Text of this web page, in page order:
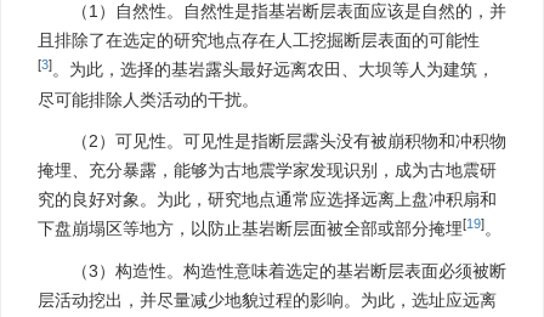
（1）自然性。自然性是指基岩断层表面应该是自然的，并
且排除了在选定的研究地点存在人工挖掘断层表面的可能性
[3]。为此，选择的基岩露头最好远离农田、大坝等人为建筑，
尽可能排除人类活动的干扰。
（2）可见性。可见性是指断层露头没有被崩积物和冲积物
掩埋、充分暴露，能够为古地震学家发现识别，成为古地震研
究的良好对象。为此，研究地点通常应选择远离上盘冲积扇和
下盘崩塌区等地方，以防止基岩断层面被全部或部分掩埋[19]。
（3）构造性。构造性意味着选定的基岩断层表面必须被断
层活动挖出，并尽量减少地貌过程的影响。为此，选址应远离